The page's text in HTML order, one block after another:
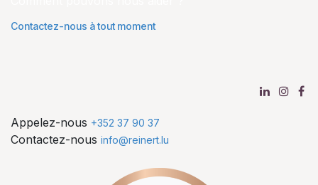
Contactez-nous à tout moment
Appelez-nous +352 37 90 37
Contactez-nous info@reinert.lu